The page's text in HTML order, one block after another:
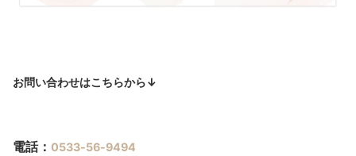
お問い合わせはこちらから↓
電話： 0533-56-9494